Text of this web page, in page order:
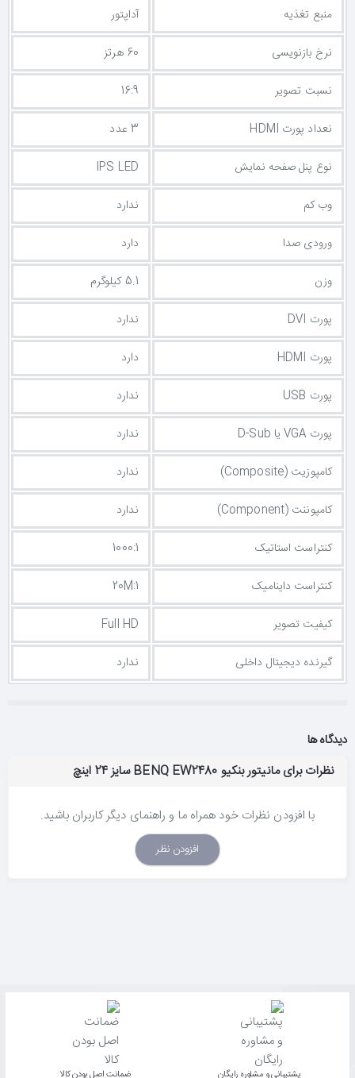
منبع تغذیه
آداپتور
نرخ بازنویسی
60 هرتز
نسبت تصویر
16:9
نعداد پورت HDMI
3 عدد
نوع پنل صفحه نمایش
IPS LED
وب کم
ندارد
ورودی صدا
دارد
وزن
5.1 کیلوگرم
پورت DVI
ندارد
پورت HDMI
دارد
پورت USB
ندارد
پورت VGA یا D-Sub
ندارد
کامپوزیت (Composite)
ندارد
کامپوننت (Component)
ندارد
کنتراست استاتیک
1000:1
کنتراست داینامیک
20M:1
کیفیت تصویر
Full HD
گیرنده دیجیتال داخلی
ندارد
دیدگاه ها
نظرات برای مانیتور بنکیو BENQ EW2480 سایز 24 اینچ
با افزودن نظرات خود همراه ما و راهنمای دیگر کاربران باشید.
افزودن نظر
پشتیبانی و مشاوره رایگان ﺿﻤﺎﻧﺖ اﺻﻞ ﺑﻮدن ﮐﺎﻟﺎ